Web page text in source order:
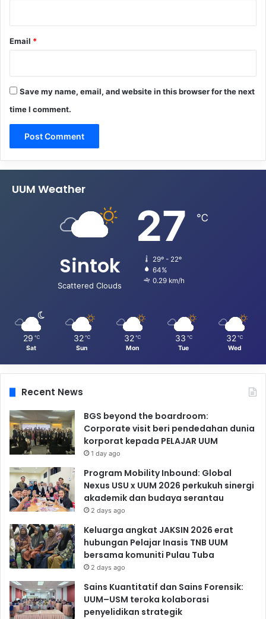
Email *
Save my name, email, and website in this browser for the next
time I comment.
UUM Weather
Sintok
Scattered Clouds
27 ℃
29º - 22º
64%
0.29 km/h
29 ℃
Sat
32 ℃
Sun
32 ℃
Mon
33 ℃
Tue
32 ℃
Wed
Recent News
BGS beyond the boardroom:
Corporate visit beri pendedahan dunia
korporat kepada PELAJAR UUM
1 day ago
Program Mobility Inbound: Global
Nexus USU x UUM 2026 perkukuh sinergi
akademik dan budaya serantau
2 days ago
Keluarga angkat JAKSIN 2026 erat
hubungan Pelajar Inasis TNB UUM
bersama komuniti Pulau Tuba
2 days ago
Sains Kuantitatif dan Sains Forensik:
UUM–USM teroka kolaborasi
penyelidikan strategik